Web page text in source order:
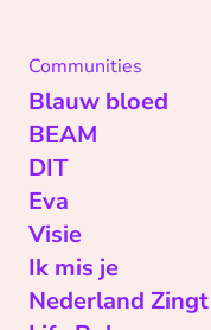
Communities
Blauw bloed
BEAM
DIT
Eva
Visie
Ik mis je
Nederland Zingt